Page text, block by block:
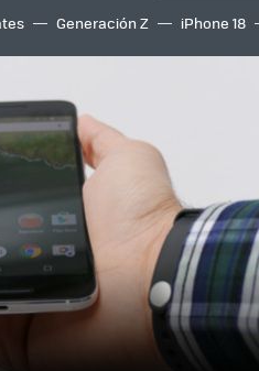
Generación Z iPhone 18